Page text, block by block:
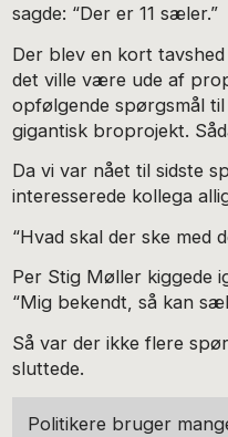
sagde: “Der er 11 sæler.”
Der blev en kort
det ville være ude af
opfølgende spørgsmål
gigantisk broprojekt.
Da vi var nået til sidste
interesserede kollega
“Hvad skal der ske med
Per Stig Møller kiggede
“Mig bekendt, så kan
Så var der ikke flere
sluttede.
Politikere bruger